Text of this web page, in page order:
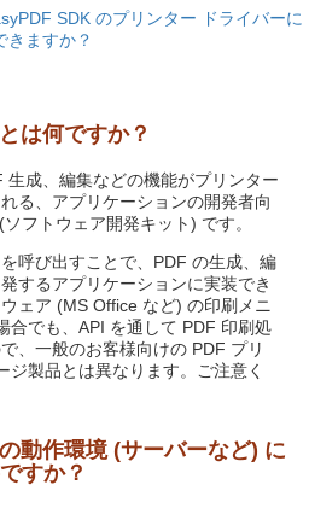
SDK のプリンター ドライバーに
きますか？
は何ですか？
生成、編集などの機能がプリンター
る、アプリケーションの開発者向
フトウェア開発キット) です。
呼び出すことで、PDF の生成、編
するアプリケーションに実装でき
ェア (MS Office など) の印刷メニ
合でも、API を通して PDF 印刷処
、一般のお客様向けの PDF プリ
ジ製品とは異なります。ご注意く
動作環境 (サーバーなど) に
すか？